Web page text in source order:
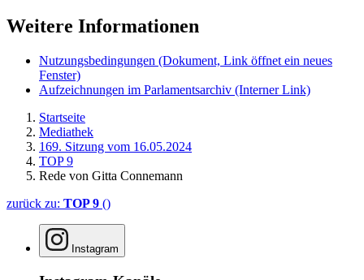
Weitere Informationen
Nutzungsbedingungen (Dokument, Link öffnet ein neues
Fenster)
Aufzeichnungen im Parlamentsarchiv (Interner Link)
Startseite
Mediathek
169. Sitzung vom 16.05.2024
TOP 9
Rede von Gitta Connemann
zurück zu: TOP 9 ()
Instagram